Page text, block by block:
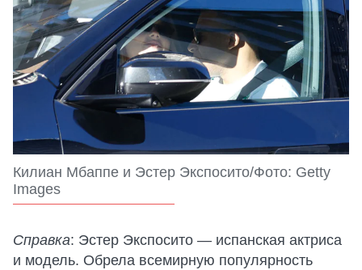
Килиан Мбаппе и Эстер Экспосито/Фото: Getty
Images
Справка: Эстер Экспосито — испанская актриса
и модель. Обрела всемирную популярность